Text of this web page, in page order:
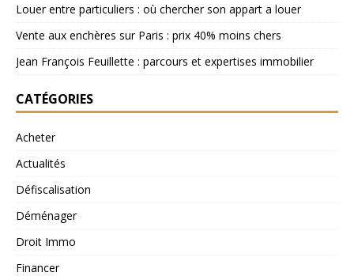
Louer entre particuliers : où chercher son appart a louer
Vente aux enchères sur Paris : prix 40% moins chers
Jean François Feuillette : parcours et expertises immobilier
CATÉGORIES
Acheter
Actualités
Défiscalisation
Déménager
Droit Immo
Financer